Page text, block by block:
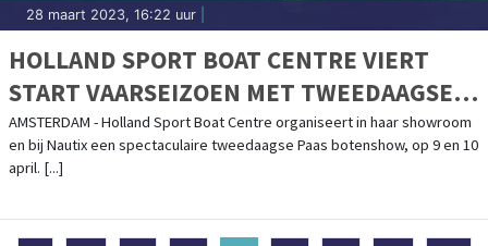
28 maart 2023, 16:22 uur
HOLLAND SPORT BOAT CENTRE VIERT
START VAARSEIZOEN MET TWEEDAAGSE
PAAS BOTENSHOW
AMSTERDAM - Holland Sport Boat Centre organiseert in haar showroom
en bij Nautix een spectaculaire tweedaagse Paas botenshow, op 9 en 10
april. [...]